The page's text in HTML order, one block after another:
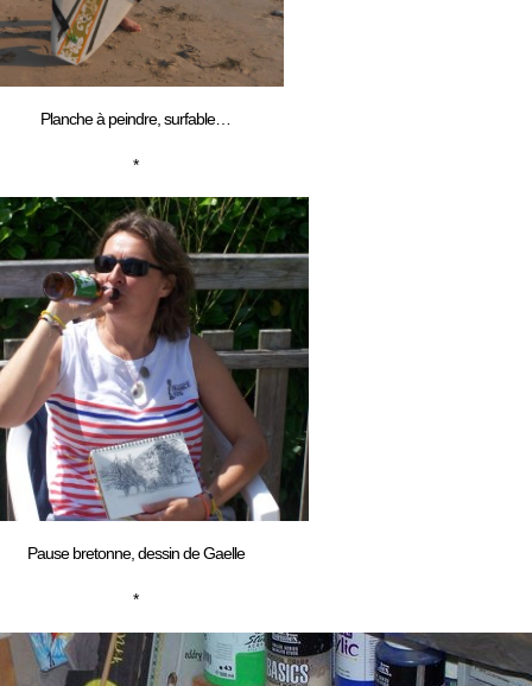
Planche à peindre, surfable…
*
Pause bretonne, dessin de Gaelle
*